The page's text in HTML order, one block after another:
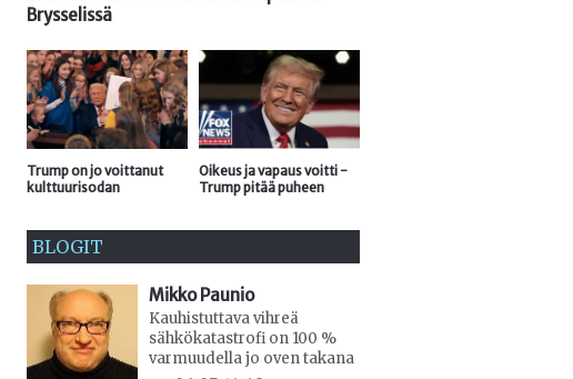
Brysselissä
Trump on jo voittanut
kulttuurisodan
Oikeus ja vapaus voitti -
Trump pitää puheen
BLOGIT
Mikko Paunio
Kauhistuttava vihreä
sähkökatastrofi on 100 %
varmuudella jo oven takana